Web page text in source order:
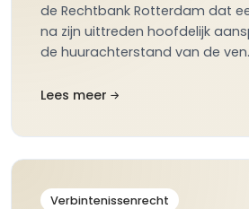
de Rechtbank Rotterdam dat
na zijn uittreden hoofdelijk
de huurachterstand van de
Lees meer
Verbintenissenrecht